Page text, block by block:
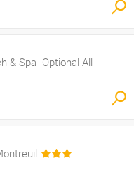
& Spa- Optional All